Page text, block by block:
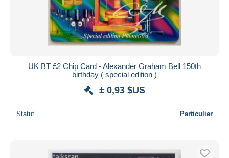
UK BT £2 Chip Card - Alexander Graham Bell 150th
birthday ( special edition )
± 0,93 $US
Statut Particulier